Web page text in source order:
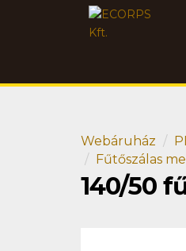
Webáruház
Fűtőszálas
140/50